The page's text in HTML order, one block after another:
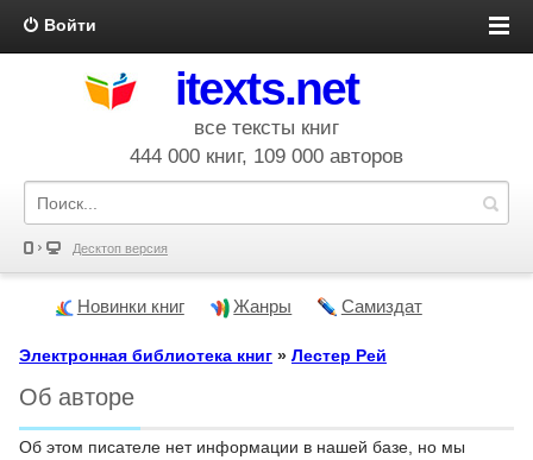
Войти
itexts.net
все тексты книг
444 000 книг, 109 000 авторов
Десктоп версия
Новинки книг Жанры Самиздат
Электронная библиотека книг » Лестер Рей
Об авторе
Об этом писателе нет информации в нашей базе, но мы